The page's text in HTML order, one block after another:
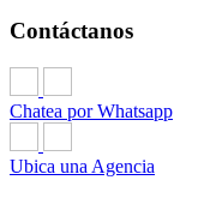
Contáctanos
Chatea por Whatsapp
Ubica una Agencia